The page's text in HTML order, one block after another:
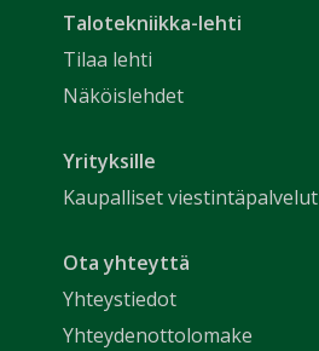
Talotekniikka-lehti
Tilaa lehti
Näköislehdet
Yrityksille
Kaupalliset viestintäpalvelut
Ota yhteyttä
Yhteystiedot
Yhteydenottolomake